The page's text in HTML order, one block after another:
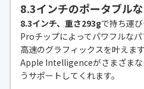
8.3インチのポータブル
8.3インチ、重さ293gで持ち運
Proチップによってパワフルな
高速のグラフィックスを叶えま
Apple Intelligenceがさまざまな
うサポートしてくれます。